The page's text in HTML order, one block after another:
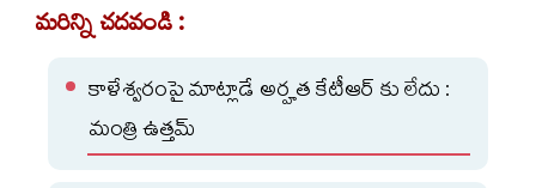
మరిన్ని చదవండి :
కాళేశ్వరంపై మాట్లాడే అర్హత కేటీఆర్ కు లేదు :
మంత్రి ఉత్తమ్